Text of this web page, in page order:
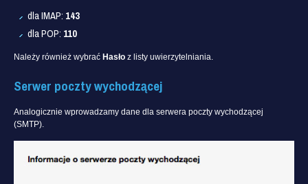
dla IMAP: 143
dla POP: 110
Należy również wybrać Hasło z listy uwierzytelniania.
Serwer poczty wychodzącej
Analogicznie wprowadzamy dane dla serwera poczty wychodzącej
(SMTP).